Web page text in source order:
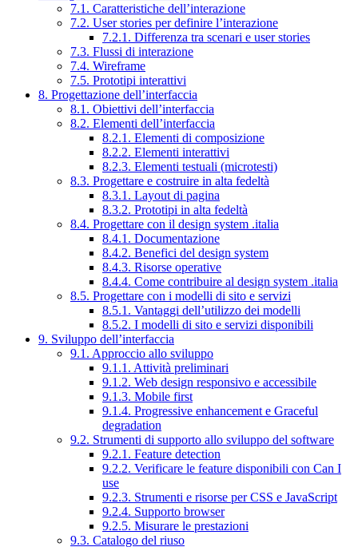
7.1. Caratteristiche dell’interazione
7.2. User stories per definire l’interazione
7.2.1. Differenza tra scenari e user stories
7.3. Flussi di interazione
7.4. Wireframe
7.5. Prototipi interattivi
8. Progettazione dell’interfaccia
8.1. Obiettivi dell’interfaccia
8.2. Elementi dell’interfaccia
8.2.1. Elementi di composizione
8.2.2. Elementi interattivi
8.2.3. Elementi testuali (microtesti)
8.3. Progettare e costruire in alta fedeltà
8.3.1. Layout di pagina
8.3.2. Prototipi in alta fedeltà
8.4. Progettare con il design system .italia
8.4.1. Documentazione
8.4.2. Benefici del design system
8.4.3. Risorse operative
8.4.4. Come contribuire al design system .italia
8.5. Progettare con i modelli di sito e servizi
8.5.1. Vantaggi dell’utilizzo dei modelli
8.5.2. I modelli di sito e servizi disponibili
9. Sviluppo dell’interfaccia
9.1. Approccio allo sviluppo
9.1.1. Attività preliminari
9.1.2. Web design responsivo e accessibile
9.1.3. Mobile first
9.1.4. Progressive enhancement e Graceful
degradation
9.2. Strumenti di supporto allo sviluppo del software
9.2.1. Feature detection
9.2.2. Verificare le feature disponibili con Can I
use
9.2.3. Strumenti e risorse per CSS e JavaScript
9.2.4. Supporto browser
9.2.5. Misurare le prestazioni
9.3. Catalogo del riuso